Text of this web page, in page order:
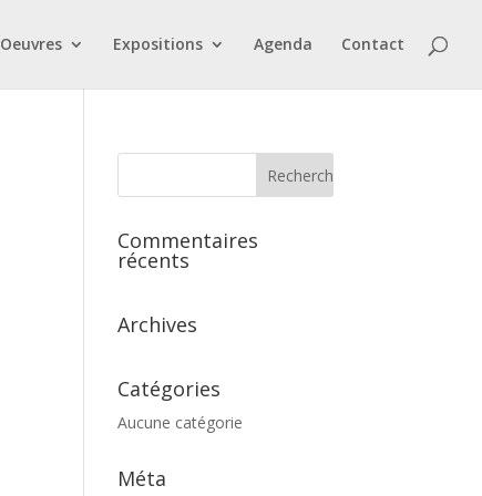
Oeuvres Expositions Agenda Contact
Commentaires
récents
Archives
Catégories
Aucune catégorie
Méta